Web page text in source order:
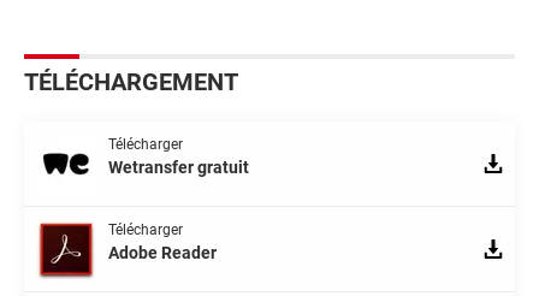
TÉLÉCHARGEMENT
Télécharger
Wetransfer gratuit
Télécharger
Adobe Reader